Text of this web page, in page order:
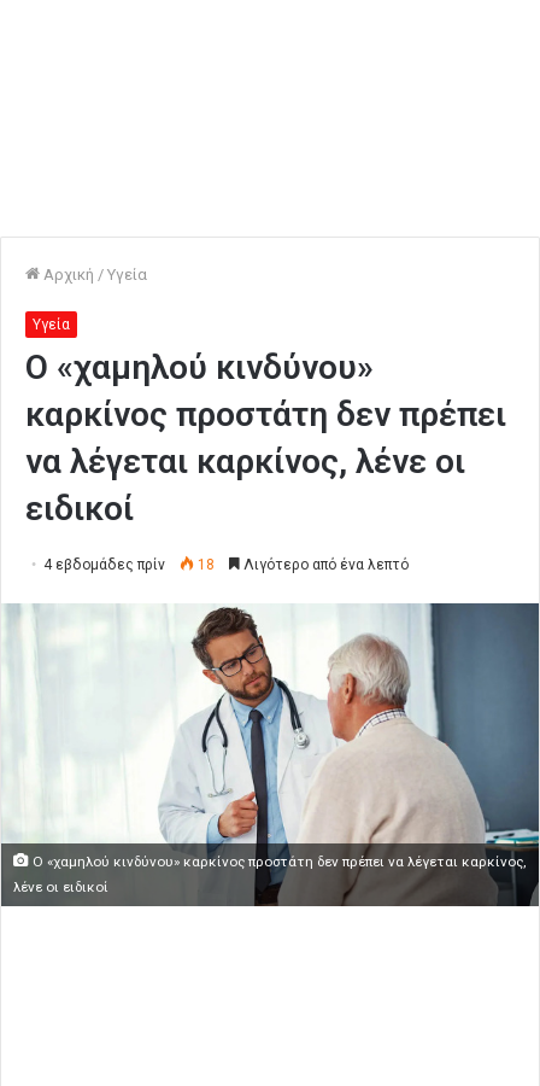
Αρχική / Υγεία
Υγεία
Ο «χαμηλού κινδύνου»
καρκίνος προστάτη δεν πρέπει
να λέγεται καρκίνος, λένε οι
ειδικοί
4 εβδομάδες πρίν 18 Λιγότερο από ένα λεπτό
Ο «χαμηλού κινδύνου» καρκίνος προστάτη δεν πρέπει να λέγεται καρκίνος,
λένε οι ειδικοί